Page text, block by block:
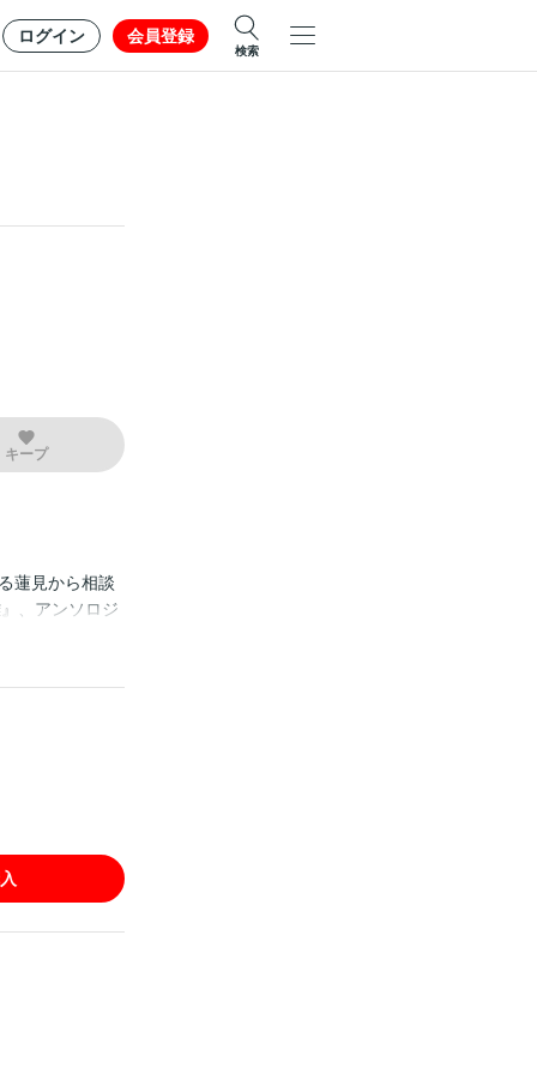
ログイン 会員登録
検索
キープ
蓮見から相談
、アンソロジ
です。重複購